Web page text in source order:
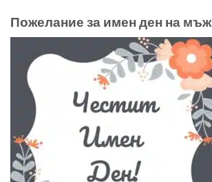
Пожелание за имен ден на мъж